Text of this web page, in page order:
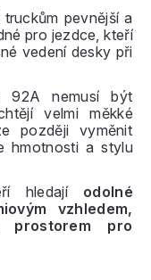
pevnější a
pro jezdce, kteří
vedení desky při
92A nemusí být
velmi měkké
později vyměnit
hmotnosti a stylu
hledají odolné
vzhledem,
prostorem pro